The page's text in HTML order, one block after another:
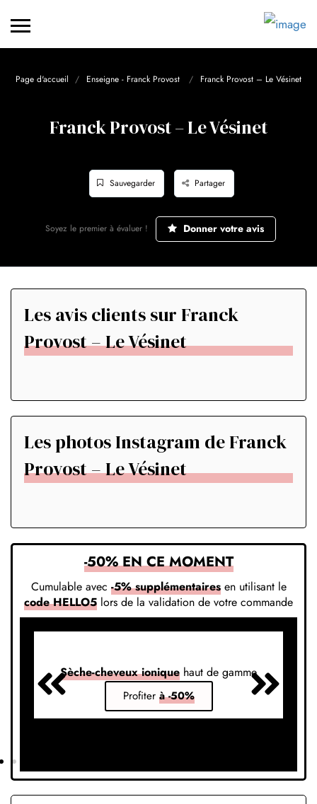
Page d'accueil Enseigne - Franck Provost Franck Provost – Le Vésinet
Franck Provost – Le Vésinet
Sauvegarder Partager
Soyez le premier à évaluer ! Donner votre avis
Les avis clients sur Franck
Provost – Le Vésinet
Les photos Instagram de Franck
Provost – Le Vésinet
-50% EN CE MOMENT
Cumulable avec -5% supplémentairesen utilisant le
code HELLO5 lors de la validation de votre commande
Sèche-cheveux ionique haut de gamme
Profiter à -50%